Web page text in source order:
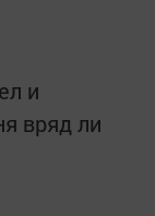
и
вряд ли